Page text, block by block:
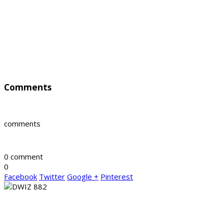
Comments
comments
0 comment
0
Facebook Twitter Google + Pinterest